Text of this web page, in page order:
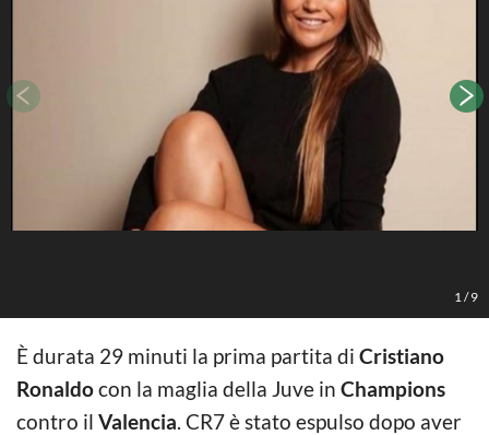
1 /9
È durata 29 minuti la prima partita di Cristiano
Ronaldocon la maglia della Juve in Champions
contro il Valencia. CR7 è stato espulso dopo aver